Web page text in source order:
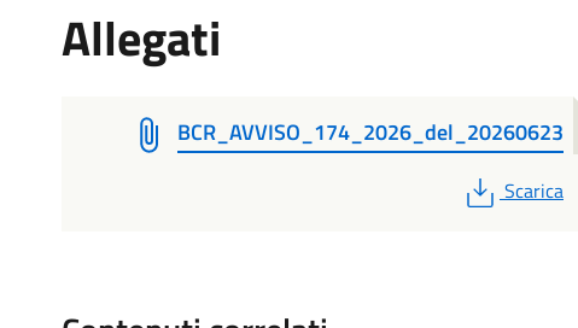
Allegati
BCR_AVVISO_174_2026_del_20260623
PDF
Scarica